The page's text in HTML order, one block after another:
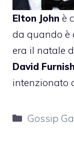
Elton John è
da quando è
era il natale
David Furnish
intenzionato
Categorie
Gossip